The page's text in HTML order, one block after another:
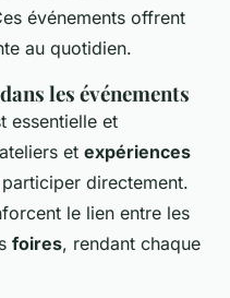
événements offrent
au quotidien.
les événements
essentielle et
et expériences
directement.
le lien entre les
foires, rendant chaque